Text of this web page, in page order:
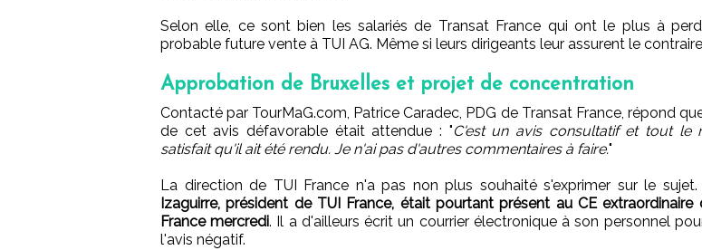
Selon elle, ce sont bien les salariés de Transat France qui ont le plus à
probable future vente à TUI AG. Même si leurs dirigeants leur assurent le
Approbation de Bruxelles et projet de concentration
Contacté par TourMaG.com, Patrice Caradec, PDG de Transat France, répond
de cet avis défavorable était attendue : "C'est un avis consultatif et tout le
satisfait qu'il ait été rendu. Je n'ai pas d'autres commentaires à faire."
La direction de TUI France n'a pas non plus souhaité s'exprimer sur le sujet.
Izaguirre, président de TUI France, était pourtant présent au CE extraordinaire
France mercredi. Il a d'ailleurs écrit un courrier électronique à son personnel
l'avis négatif.